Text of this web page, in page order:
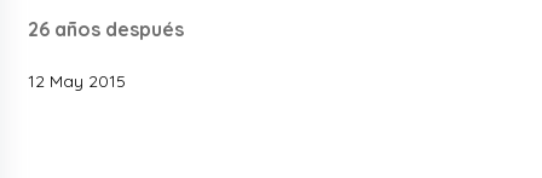
26 años después
12 May 2015